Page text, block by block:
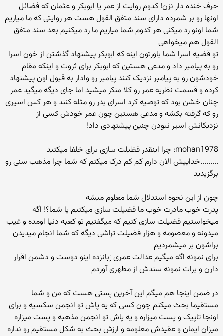
حرف خنده دار نزن! کدوم روایت از عمر یا ابوبکر و عثمان که فضائل
اونها رو بر شمرده دارای سند متفق القول هست هر روایتی که ما میاریم
شما اونو رد میکنی هر کدوم شما میاریم ما رد میکنیم بعد سند متفق
القول هم میخواهی
تو قضیه اسرا شما باورتون اینه که ابوبکر پیشنهاد گذشتن از خون اسرا
رو به پیامبر داد و مدعی هستین که ابوبکر برای ثروت و اینکه مقام
خودشون رو به پیامبر نزدیک کنند پیامبر رو وادار به قبول اون پیشنهاد
کرده و قسمت نظریه عمر رو کلا منکر میشید اما جای دیگه میگید عمر
چنان خشن بود که توصیه کرد اسرای بدر رو مثله کنند و هر کس اسیری
رو که گرفته بکشه و مدعی هستین چون عمر خودش کسی از
نزدیکانش اسیر نبودن چنین پیشنهادی داد!
mohan1978: چرا اینقدر فظیلت سازی برای خلفا میکنید
.........خداییش الان دارم کم کم درک میکنم که شما چرا مذهب سنی رو
برگزیدید
چون از این نحوه استدلال شما معلوم میشه
پدرت خوب مادرت خوب ما فضیلت سازی میکنیم یا شما؟! اگه
میخواستیم فضیلت سازی کنیم که میگفتیم تو کعبه دنیا اومده و غیب
میدونه و معصومه و هزار فضیلت تراشی دیگه که شما انجام میدیدن
براشون بر میشمردیم
برای نمونه اگه میگیم عدالت عمری زبانزده اینو دوست و دشمن اقرار
دارن و برات نمونه سندش از مطهری آوردم
در ضمن اینجا هم میگم این آخرین پستی هست که من و شما
مستقیما بحث میکنم چون کسی که یه پاش تو انجمن سکسیه و برای
اونجا تاپیک و پست میزاره و یه پاش تو انجمن مذهبه و پست میزاره
میزان ایمان و عقیدش معلومه و ارزش بحث به شکل مستقیم رو نداره